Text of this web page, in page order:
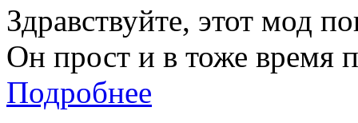
Здравствуйте, этот мод
Он прост и в тоже время
Подробнее